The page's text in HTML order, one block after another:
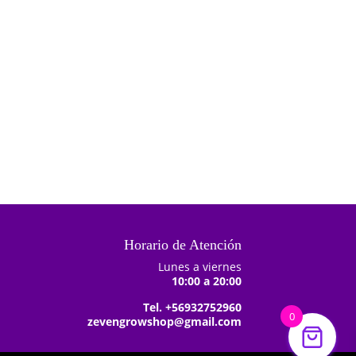
Horario de Atención
Lunes a viernes
10:00 a 20:00
Tel. +56932752960
zevengrowshop@gmail.com
0